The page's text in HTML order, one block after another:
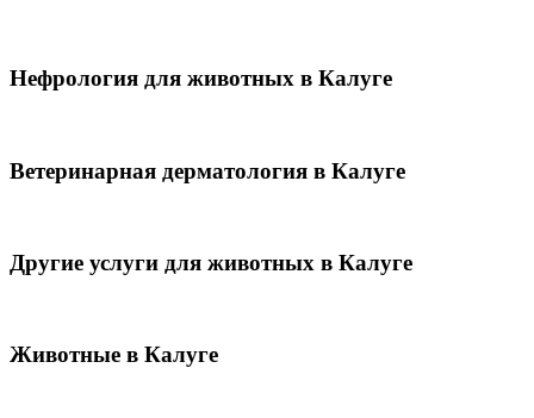
Нефрология для животных в Калуге
Ветеринарная дерматология в Калуге
Другие услуги для животных в Калуге
Животные в Калуге